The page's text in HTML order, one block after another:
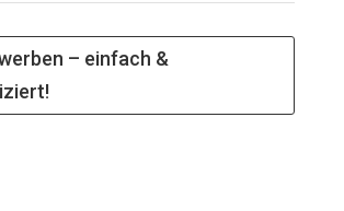
– einfach &